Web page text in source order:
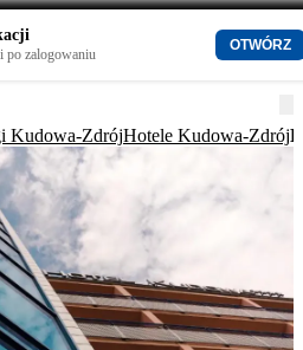
po zalogowaniu
OTWÓRZ
Kudowa-ZdrójHotele Kudowa-Zdrój